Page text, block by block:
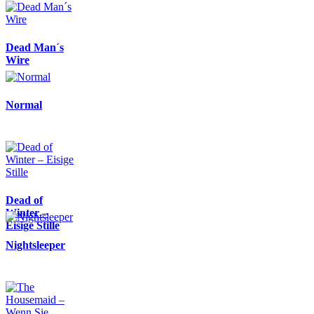
Dead Man´s
Wire
Normal
Dead of
Winter –
Eisige Stille
Nightsleeper